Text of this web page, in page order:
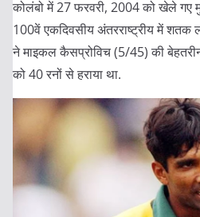
कोलंबो में 27 फरवरी, 2004 को खेले गए
100वें एकदिवसीय अंतरराष्ट्रीय में
ने माइकल कैसप्रोविच (5/45) की
को 40 रनों से हराया था.